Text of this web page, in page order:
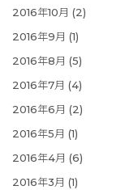
2016年10月 (2)
2016年9月 (1)
2016年8月 (5)
2016年7月 (4)
2016年6月 (2)
2016年5月 (1)
2016年4月 (6)
2016年3月 (1)